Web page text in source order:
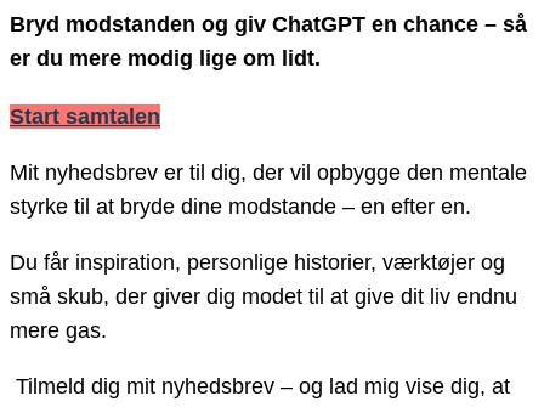
Bryd modstanden og giv ChatGPT en chance – så
er du mere modig lige om lidt.
Start samtalen
Mit nyhedsbrev er til dig, der vil opbygge den mentale
styrke til at bryde dine modstande – en efter en.
Du får inspiration, personlige historier, værktøjer og
små skub, der giver dig modet til at give dit liv endnu
mere gas.
Tilmeld dig mit nyhedsbrev – og lad mig vise dig, at